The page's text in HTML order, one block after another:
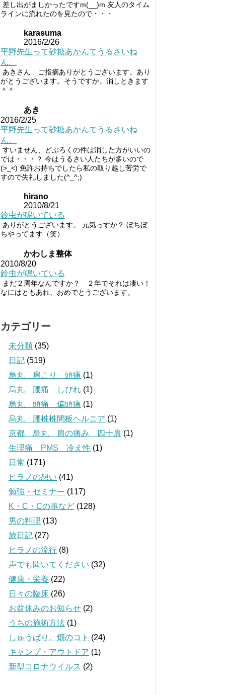
差し出がましかったですm(__)m 友人のタイム
ラインに流れたのを見たので・・・
karasuma
2016/2/26
平野先生って砂糖あかんてうるさいね
ん。
あきさん ご指摘ありがとうございます。あり
がとうございます。そうですか。消しときます
＾＾
あき
2016/2/25
平野先生って砂糖あかんてうるさいね
ん。
すいません、どぶろくの件は消した方がいいの
では・・・？ 今はうるさい人たちが多いので
(>_<) 免許お持ちでしたら私の取り越し苦労で
すので失礼しました(^_^;)
hirano
2010/8/21
鈴虫が鳴いている
ありがとうございます。 元気っすか？ ぼちぼ
ちやってます（笑）
かわしま整体
2010/8/20
鈴虫が鳴いている
まだ２周年なんですか？ ２年でそれは凄い！
なにはともあれ、おめでとうございます。
カテゴリー
未分類 (35)
日記 (519)
烏丸 肩こり 頭痛 (1)
烏丸 腰痛 しびれ (1)
烏丸 頭痛 偏頭痛 (1)
烏丸 腰椎椎間板ヘルニア (1)
京都 烏丸 肩の痛み 四十肩 (1)
生理痛 PMS 冷え性 (1)
日常 (171)
ヒラノの想い (41)
勉強・セミナー (117)
K・C・Cの事など (128)
男の料理 (13)
旅日記 (27)
ヒラノの流行 (8)
声でも聞いてください (32)
健康・栄養 (22)
日々の臨床 (26)
お盆休みのお知らせ (2)
うちの施術方法 (1)
しゅうぱり。畑のコト (24)
キャンプ・アウトドア (1)
新型コロナウイルス (2)